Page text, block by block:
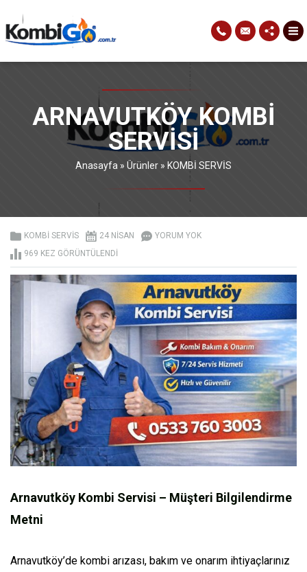
ARNAVUTKÖY KOMBI
SERVISI
Anasayfa » Ürünler » KOMBİ SERVİS
KOMBİ SERVİS 24 NISAN
YORUM YOK
969 KEZ GÖRÜNTÜLENDI
Arnavutköy Kombi Servisi – Müşteri Bilgilendirme
Metni
Arnavutköy’de kombi arızası, bakım ve onarım ihtiyaçlarınız